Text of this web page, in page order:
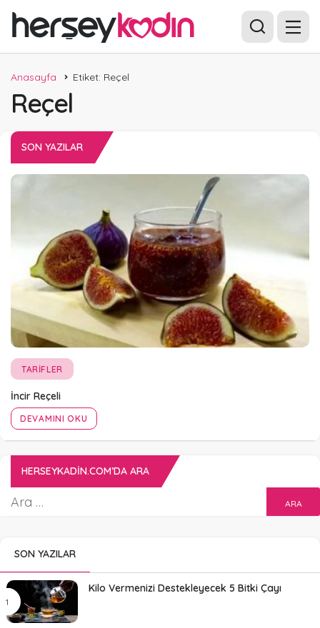
Anasayfa Etiket: Reçel
Reçel
SON YAZILAR
TARIFLER
İncir Reçeli
DEVAMINI OKU
HERSEYKADIN.COM’DA ARA
SON YAZILAR
Kilo Vermenizi Destekleyecek 5 Bitki Çayı